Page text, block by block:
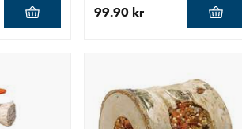
99.90 kr